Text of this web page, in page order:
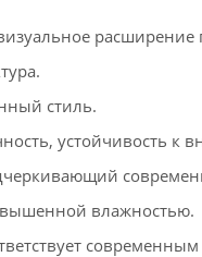
расширение
стиль.
устойчивость к
влажностью.
современным